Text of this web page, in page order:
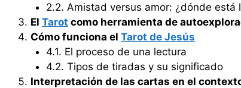
2.2. Amistad versus amor: ¿dónde está
El Tarot como herramienta de
Cómo funciona el Tarot de Jesús
4.1. El proceso de una lectura
4.2. Tipos de tiradas y su significado
Interpretación de las cartas en el